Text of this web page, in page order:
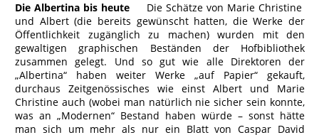
Die Albertina bis heuteDie Schätze von Marie Christine
und Albert (die bereits gewünscht hatten, die Werke der
Öffentlichkeit zugänglich zu machen) wurden mit den
gewaltigen graphischen Beständen der Hofbibliothek
zusammen gelegt. Und so gut wie alle Direktoren der
„Albertina“ haben weiter Werke „auf Papier“ gekauft,
durchaus Zeitgenössisches wie einst Albert und Marie
Christine auch (wobei man natürlich nie sicher sein konnte,
was an „Modernen“ Bestand haben würde – sonst hätte
man sich um mehr als nur ein Blatt von Caspar David